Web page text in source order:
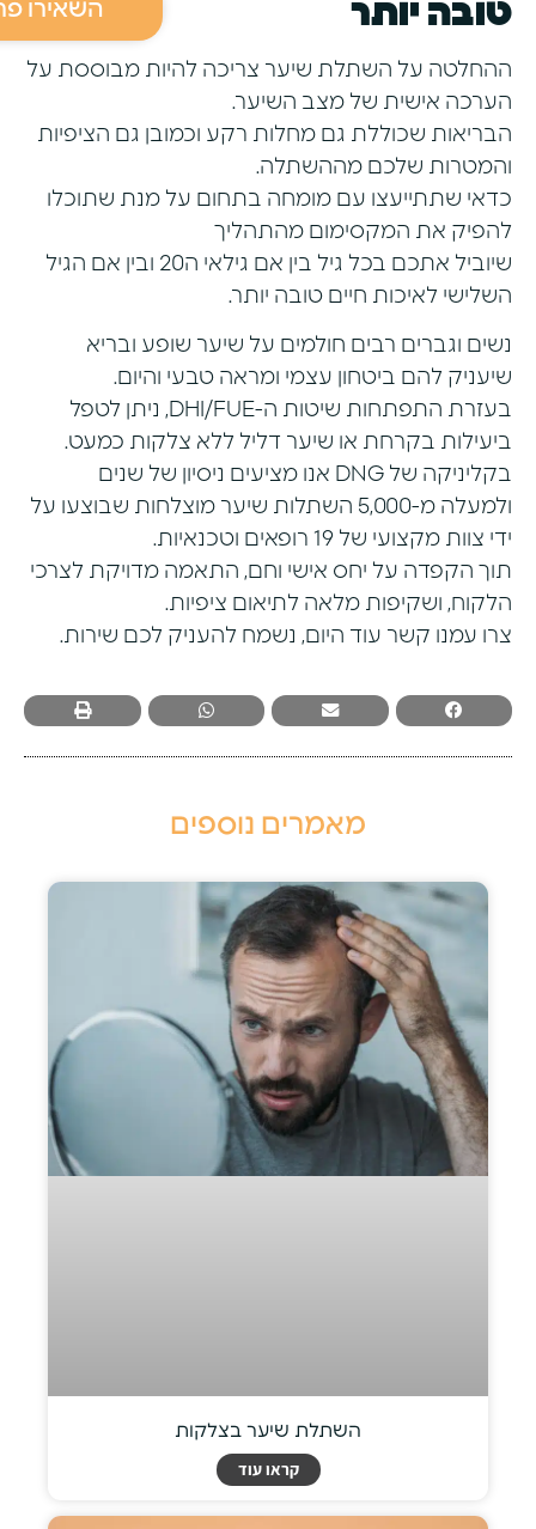
טובה יותר
ההחלטה על השתלת שיער צריכה להיות מבוססת על
הערכה אישית של מצב השיער.
הבריאות שכוללת גם מחלות רקע וכמובן גם הציפיות
והמטרות שלכם מההשתלה.
כדאי שתתייעצו עם מומחה בתחום על מנת שתוכלו
להפיק את המקסימום מהתהליך
שיוביל אתכם בכל גיל בין אם גילאי ה20 ובין אם הגיל
השלישי לאיכות חיים טובה יותר.
נשים וגברים רבים חולמים על שיער שופע ובריא
שיעניק להם ביטחון עצמי ומראה טבעי והיום.
בעזרת התפתחות שיטות ה-DHI/FUE, ניתן לטפל
ביעילות בקרחת או שיער דליל ללא צלקות כמעט.
בקליניקה של DNG אנו מציעים ניסיון של שנים
ולמעלה מ-5,000 השתלות שיער מוצלחות שבוצעו על
ידי צוות מקצועי של 19 רופאים וטכנאיות.
תוך הקפדה על יחס אישי וחם, התאמה מדויקת לצרכי
הלקוח, ושקיפות מלאה לתיאום ציפיות.
צרו עמנו קשר עוד היום, נשמח להעניק לכם שירות.
מאמרים נוספים
השתלת שיער בצלקות
קראו עוד
השאירו